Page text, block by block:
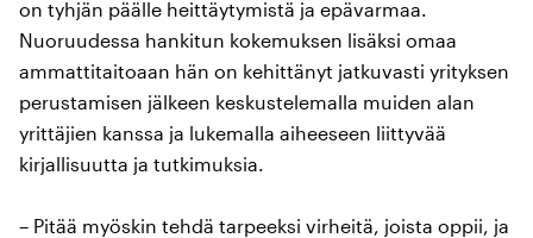
on tyhjän päälle heittäytymistä ja epävarmaa.
Nuoruudessa hankitun kokemuksen lisäksi omaa
ammattitaitoaan hän on kehittänyt jatkuvasti yrityksen
perustamisen jälkeen keskustelemalla muiden alan
yrittäjien kanssa ja lukemalla aiheeseen liittyvää
kirjallisuutta ja tutkimuksia.
– Pitää myöskin tehdä tarpeeksi virheitä, joista oppii, ja